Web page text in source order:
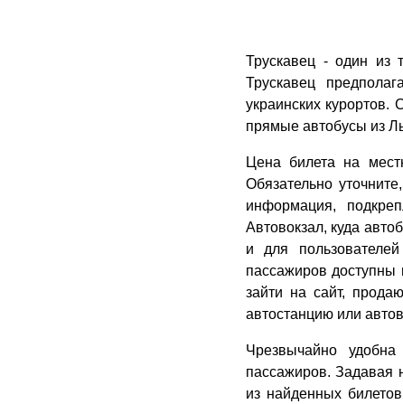
Трускавец - один из
Трускавец
украинских
прямые автобусы из
Цена билета на
Обязательно
информация,
Автовокзал, куда
и для
пассажиров доступны
зайти на сайт,
автостанцию или
Чрезвычайно
пассажиров. Задавая
из найденных